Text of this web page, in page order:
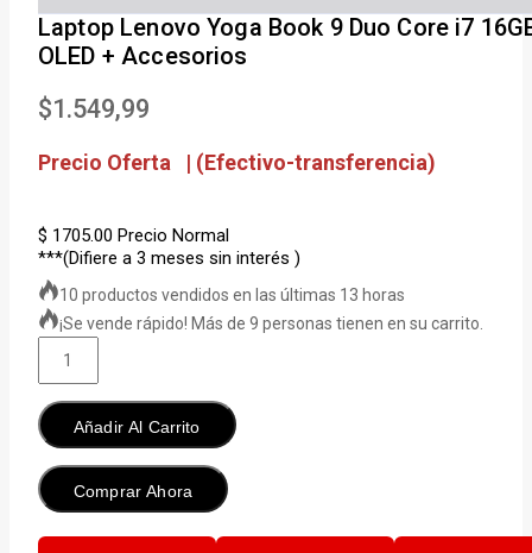
Laptop Lenovo Yoga Book 9 Duo Core i7
OLED + Accesorios
$1.549,99
Precio Oferta | (Efectivo-transferencia)
$ 1705.00 Precio Normal
***(Difiere a 3 meses sin interés )
10 productos vendidos en las últimas 13 horas
¡Se vende rápido! Más de 9 personas tienen en su carrito.
Yoga
Book
Duo
Core
Añadir Al Carrito
Comprar Ahora